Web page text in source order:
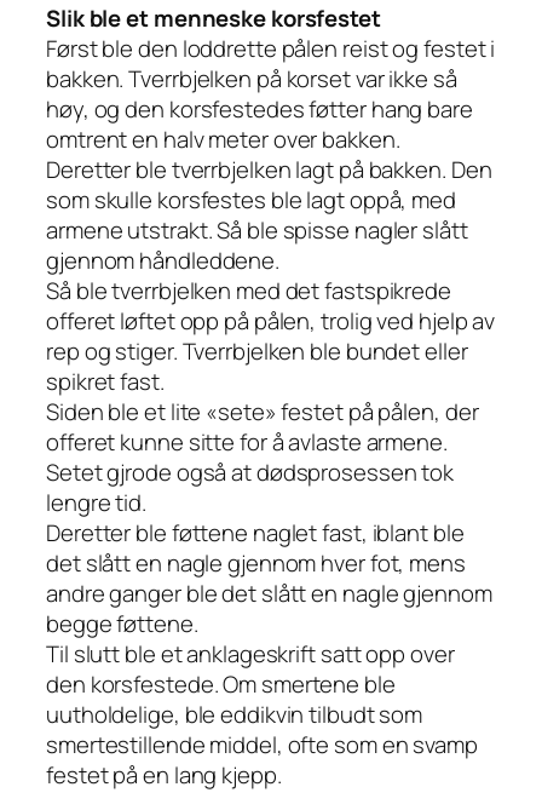
Slik ble et menneske korsfestet
Først ble den loddrette pålen reist og festet i
bakken. Tverrbjelken på korset var ikke så
høy, og den korsfestedes føtter hang bare
omtrent en halv meter over bakken.
Deretter ble tverrbjelken lagt på bakken. Den
som skulle korsfestes ble lagt oppå, med
armene utstrakt. Så ble spisse nagler slått
gjennom håndleddene.
Så ble tverrbjelken med det fastspikrede
offeret løftet opp på pålen, trolig ved hjelp av
rep og stiger. Tverrbjelken ble bundet eller
spikret fast.
Siden ble et lite «sete» festet på pålen, der
offeret kunne sitte for å avlaste armene.
Setet gjrode også at dødsprosessen tok
lengre tid.
Deretter ble føttene naglet fast, iblant ble
det slått en nagle gjennom hver fot, mens
andre ganger ble det slått en nagle gjennom
begge føttene.
Til slutt ble et anklageskrift satt opp over
den korsfestede. Om smertene ble
uutholdelige, ble eddikvin tilbudt som
smertestillende middel, ofte som en svamp
festet på en lang kjepp.